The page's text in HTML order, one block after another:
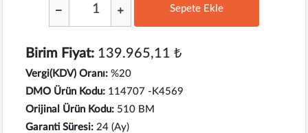
Sepete Ekle
Birim Fiyat:139.965,11 ₺
Vergi(KDV) Oranı: %20
DMO Ürün Kodu: 114707 -K4569
Orijinal Ürün Kodu: 510 BM
Garanti Süresi: 24 (Ay)